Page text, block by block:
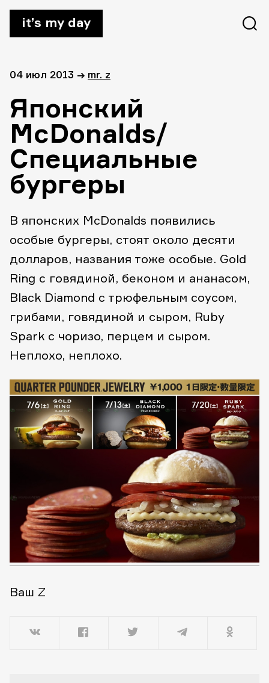
it’s my day
04 июл 2013 → mr. z
Японский
McDonalds/
Специальные
бургеры
В японских McDonalds появились
особые бургеры, стоят около десяти
долларов, названия тоже особые. Gold
Ring с говядиной, беконом и ананасом,
Black Diamond с трюфельным соусом,
грибами, говядиной и сыром, Ruby
Spark с чоризо, перцем и сыром.
Неплохо, неплохо.
Ваш Z